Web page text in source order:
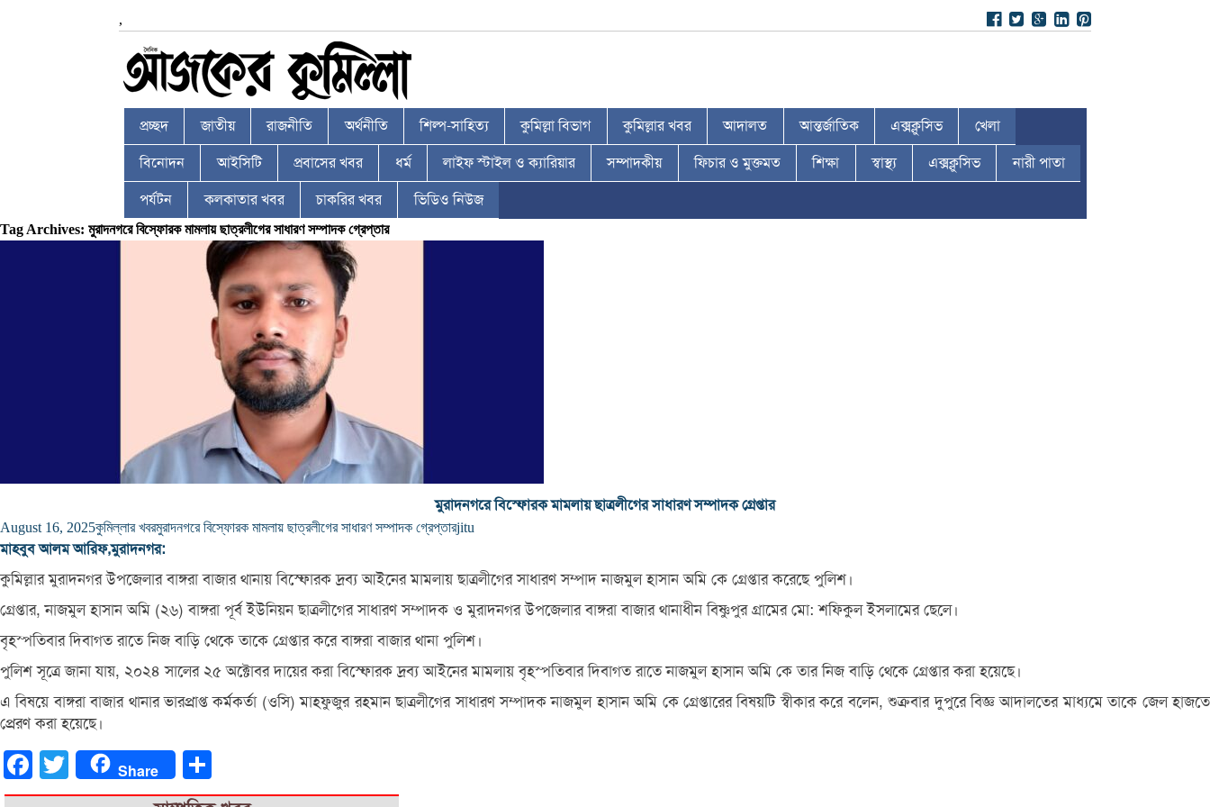
,
প্রচ্ছদ জাতীয় রাজনীতি অর্থনীতি শিল্প-সাহিত্য কুমিল্লা বিভাগ কুমিল্লার খবর আদালত আন্তর্জাতিক এক্সক্লুসিভ খেলা
বিনোদন আইসিটি প্রবাসের খবর ধর্ম লাইফ স্টাইল ও ক্যারিয়ার সম্পাদকীয় ফিচার ও মুক্তমত শিক্ষা স্বাস্থ্য এক্সক্লুসিভ নারী পাতা
পর্যটন কলকাতার খবর চাকরির খবর ভিডিও নিউজ
Tag Archives: মুরাদনগরে বিস্ফোরক মামলায় ছাত্রলীগের সাধারণ সম্পাদক গ্রেপ্তার
মুরাদনগরে বিস্ফোরক মামলায় ছাত্রলীগের সাধারণ সম্পাদক গ্রেপ্তার
August 16, 2025কুমিল্লার খবরমুরাদনগরে বিস্ফোরক মামলায় ছাত্রলীগের সাধারণ সম্পাদক গ্রেপ্তারjitu
মাহবুব আলম আরিফ,মুরাদনগর:
কুমিল্লার মুরাদনগর উপজেলার বাঙ্গরা বাজার থানায় বিস্ফোরক দ্রব্য আইনের মামলায় ছাত্রলীগের সাধারণ সম্পাদ নাজমুল হাসান অমি কে গ্রেপ্তার করেছে পুলিশ।
গ্রেপ্তার, নাজমুল হাসান অমি (২৬) বাঙ্গরা পূর্ব ইউনিয়ন ছাত্রলীগের সাধারণ সম্পাদক ও মুরাদনগর উপজেলার বাঙ্গরা বাজার থানাধীন বিষ্ণুপুর গ্রামের মো: শফিকুল ইসলামের ছেলে।
বৃহস্পতিবার দিবাগত রাতে নিজ বাড়ি থেকে তাকে গ্রেপ্তার করে বাঙ্গরা বাজার থানা পুলিশ।
পুলিশ সূত্রে জানা যায়, ২০২৪ সালের ২৫ অক্টোবর দায়ের করা বিস্ফোরক দ্রব্য আইনের মামলায় বৃহস্পতিবার দিবাগত রাতে নাজমুল হাসান অমি কে তার নিজ বাড়ি থেকে গ্রেপ্তার করা হয়েছে।
এ বিষয়ে বাঙ্গরা বাজার থানার ভারপ্রাপ্ত কর্মকর্তা (ওসি) মাহফুজুর রহমান ছাত্রলীগের সাধারণ সম্পাদক নাজমুল হাসান অমি কে গ্রেপ্তারের বিষয়টি স্বীকার করে বলেন, শুক্রবার দুপুরে বিজ্ঞ আদালতের মাধ্যমে তাকে জেল হাজতে
প্রেরণ করা হয়েছে।
FacebookTwitter Share